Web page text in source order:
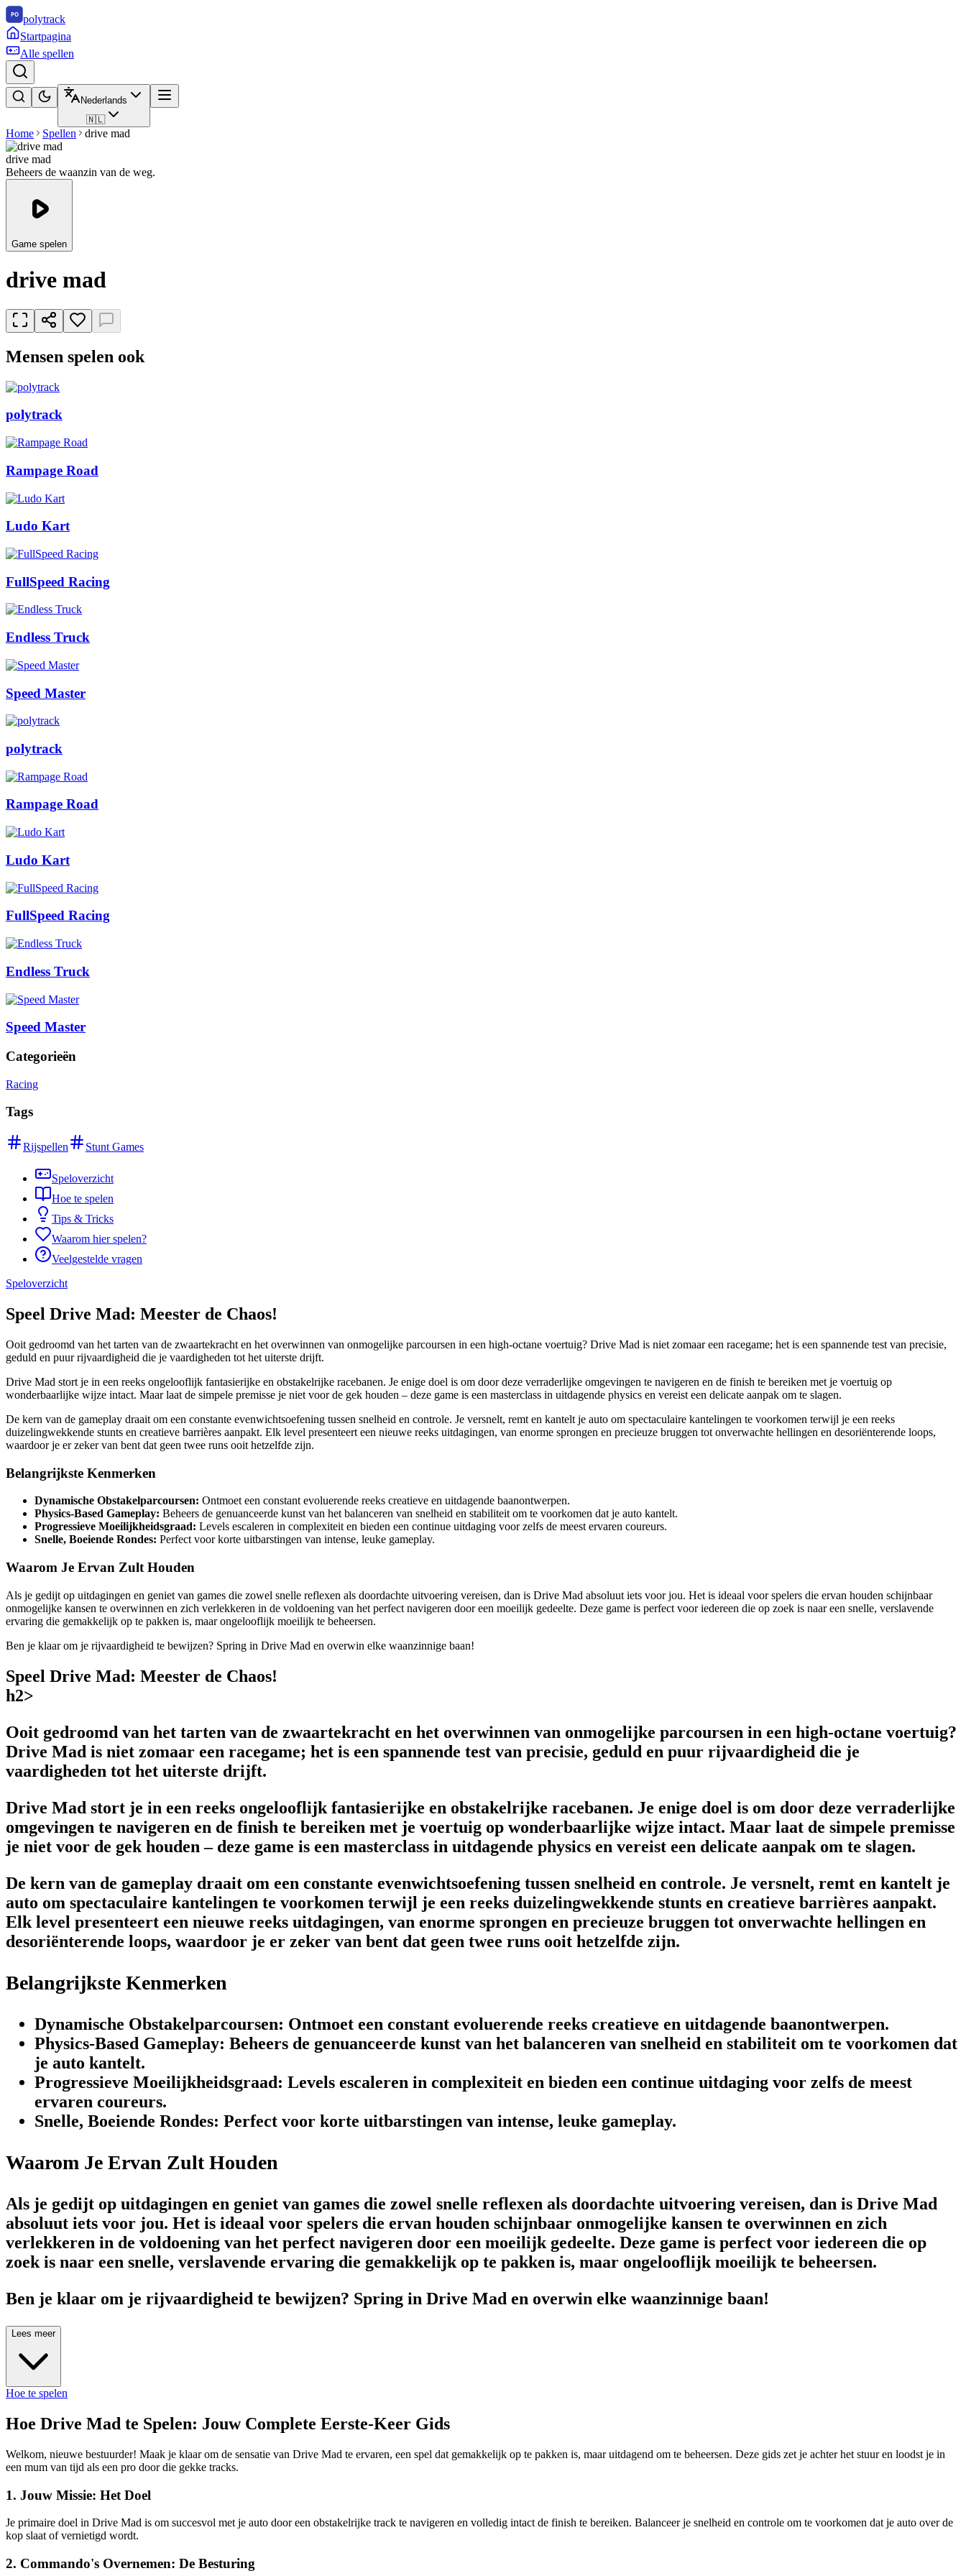
polytrack
Startpagina
Alle spellen
Nederlands
🇳🇱
Home Spellen drive mad
drive mad
Beheers de waanzin van de weg.
Game spelen
drive mad
Mensen spelen ook
polytrack
Rampage Road
Ludo Kart
FullSpeed Racing
Endless Truck
Speed Master
polytrack
Rampage Road
Ludo Kart
FullSpeed Racing
Endless Truck
Speed Master
Categorieën
Racing
Tags
Rijspellen Stunt Games
Speloverzicht
Hoe te spelen
Tips & Tricks
Waarom hier spelen?
Veelgestelde vragen
Speloverzicht
Speel Drive Mad: Meester de Chaos!
Ooit gedroomd van het tarten van de zwaartekracht en het overwinnen van onmogelijke parcoursen in een high-octane voertuig? Drive Mad is niet zomaar een racegame; het is een spannende test van precisie,
geduld en puur rijvaardigheid die je vaardigheden tot het uiterste drijft.
Drive Mad stort je in een reeks ongelooflijk fantasierijke en obstakelrijke racebanen. Je enige doel is om door deze verraderlijke omgevingen te navigeren en de finish te bereiken met je voertuig op
wonderbaarlijke wijze intact. Maar laat de simpele premisse je niet voor de gek houden – deze game is een masterclass in uitdagende physics en vereist een delicate aanpak om te slagen.
De kern van de gameplay draait om een constante evenwichtsoefening tussen snelheid en controle. Je versnelt, remt en kantelt je auto om spectaculaire kantelingen te voorkomen terwijl je een reeks
duizelingwekkende stunts en creatieve barrières aanpakt. Elk level presenteert een nieuwe reeks uitdagingen, van enorme sprongen en precieuze bruggen tot onverwachte hellingen en desoriënterende loops,
waardoor je er zeker van bent dat geen twee runs ooit hetzelfde zijn.
Belangrijkste Kenmerken
Dynamische Obstakelparcoursen: Ontmoet een constant evoluerende reeks creatieve en uitdagende baanontwerpen.
Physics-Based Gameplay: Beheers de genuanceerde kunst van het balanceren van snelheid en stabiliteit om te voorkomen dat je auto kantelt.
Progressieve Moeilijkheidsgraad: Levels escaleren in complexiteit en bieden een continue uitdaging voor zelfs de meest ervaren coureurs.
Snelle, Boeiende Rondes: Perfect voor korte uitbarstingen van intense, leuke gameplay.
Waarom Je Ervan Zult Houden
Als je gedijt op uitdagingen en geniet van games die zowel snelle reflexen als doordachte uitvoering vereisen, dan is Drive Mad absoluut iets voor jou. Het is ideaal voor spelers die ervan houden schijnbaar
onmogelijke kansen te overwinnen en zich verlekkeren in de voldoening van het perfect navigeren door een moeilijk gedeelte. Deze game is perfect voor iedereen die op zoek is naar een snelle, verslavende
ervaring die gemakkelijk op te pakken is, maar ongelooflijk moeilijk te beheersen.
Ben je klaar om je rijvaardigheid te bewijzen? Spring in Drive Mad en overwin elke waanzinnige baan!
Speel Drive Mad: Meester de Chaos!
h2>
Ooit gedroomd van het tarten van de zwaartekracht en het overwinnen van onmogelijke parcoursen in een high-octane voertuig?
Drive Mad is niet zomaar een racegame; het is een spannende test van precisie, geduld en puur rijvaardigheid die je
vaardigheden tot het uiterste drijft.
Drive Mad stort je in een reeks ongelooflijk fantasierijke en obstakelrijke racebanen. Je enige doel is om door deze verraderlijke
omgevingen te navigeren en de finish te bereiken met je voertuig op wonderbaarlijke wijze intact. Maar laat de simpele premisse
je niet voor de gek houden – deze game is een masterclass in uitdagende physics en vereist een delicate aanpak om te slagen.
De kern van de gameplay draait om een constante evenwichtsoefening tussen snelheid en controle. Je versnelt, remt en kantelt je
auto om spectaculaire kantelingen te voorkomen terwijl je een reeks duizelingwekkende stunts en creatieve barrières aanpakt.
Elk level presenteert een nieuwe reeks uitdagingen, van enorme sprongen en precieuze bruggen tot onverwachte hellingen en
desoriënterende loops, waardoor je er zeker van bent dat geen twee runs ooit hetzelfde zijn.
Belangrijkste Kenmerken
Dynamische Obstakelparcoursen: Ontmoet een constant evoluerende reeks creatieve en uitdagende baanontwerpen.
Physics-Based Gameplay: Beheers de genuanceerde kunst van het balanceren van snelheid en stabiliteit om te voorkomen dat
je auto kantelt.
Progressieve Moeilijkheidsgraad: Levels escaleren in complexiteit en bieden een continue uitdaging voor zelfs de meest
ervaren coureurs.
Snelle, Boeiende Rondes: Perfect voor korte uitbarstingen van intense, leuke gameplay.
Waarom Je Ervan Zult Houden
Als je gedijt op uitdagingen en geniet van games die zowel snelle reflexen als doordachte uitvoering vereisen, dan is Drive Mad
absoluut iets voor jou. Het is ideaal voor spelers die ervan houden schijnbaar onmogelijke kansen te overwinnen en zich
verlekkeren in de voldoening van het perfect navigeren door een moeilijk gedeelte. Deze game is perfect voor iedereen die op
zoek is naar een snelle, verslavende ervaring die gemakkelijk op te pakken is, maar ongelooflijk moeilijk te beheersen.
Ben je klaar om je rijvaardigheid te bewijzen? Spring in Drive Mad en overwin elke waanzinnige baan!
Lees meer
Hoe te spelen
Hoe Drive Mad te Spelen: Jouw Complete Eerste-Keer Gids
Welkom, nieuwe bestuurder! Maak je klaar om de sensatie van Drive Mad te ervaren, een spel dat gemakkelijk op te pakken is, maar uitdagend om te beheersen. Deze gids zet je achter het stuur en loodst je in
een mum van tijd als een pro door die gekke tracks.
1. Jouw Missie: Het Doel
Je primaire doel in Drive Mad is om succesvol met je auto door een obstakelrijke track te navigeren en volledig intact de finish te bereiken. Balanceer je snelheid en controle om te voorkomen dat je auto over de
kop slaat of vernietigd wordt.
2. Commando's Overnemen: De Besturing